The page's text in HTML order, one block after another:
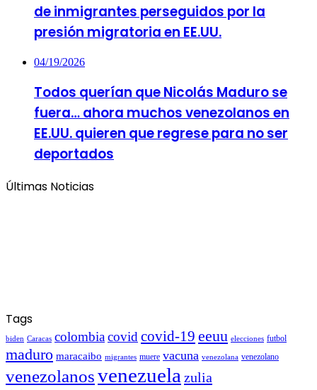
de inmigrantes perseguidos por la
presión migratoria en EE.UU.
04/19/2026
Todos querían que Nicolás Maduro se
fuera… ahora muchos venezolanos en
EE.UU. quieren que regrese para no ser
deportados
Últimas Noticias
Tags
biden Caracas colombiacovid covid-19 eeuu elecciones futbol
maduro maracaibo migrantes muere vacuna venezolana venezolano
venezolanosvenezuela zulia